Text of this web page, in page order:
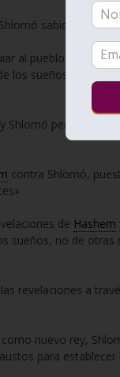
sabiduría,
al pueblo y Hashem
los sueños porque
Shlomó pecó y
contra Shlomó,
de Hashem
sueños, no de otras
revelaciones a
nuevo rey,
para